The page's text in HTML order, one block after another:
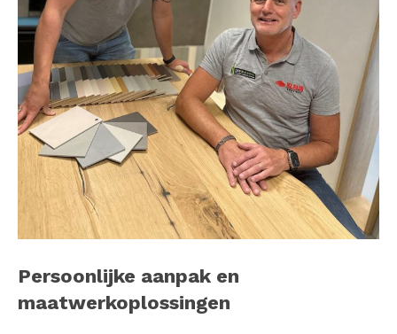
Persoonlijke aanpak en
maatwerkoplossingen